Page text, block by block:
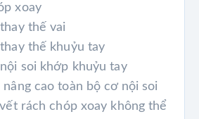
xoay
thế vai
thế khuỷu tay
soi khớp khuỷu tay
cao toàn bộ cơ nội soi
rách chóp xoay không thể